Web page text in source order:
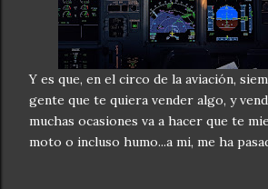
Y es que, en el circo de la aviación,
gente que te quiera vender algo, y
muchas ocasiones va a hacer que te
moto o incluso humo...a mi, me ha